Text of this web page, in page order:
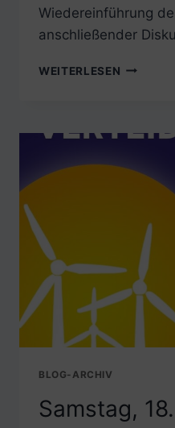
Wiedereinführung
anschließender
WEITERLESEN
INFO-
ZU
BLOG-ARCHIV
Samstag,